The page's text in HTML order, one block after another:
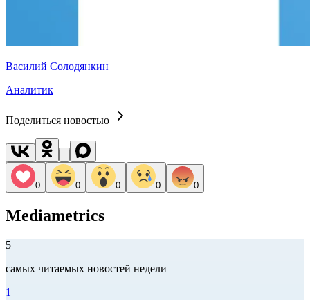
Василий Солодянкин
Аналитик
Поделиться новостью
0 0 0 0 0
Mediametrics
5
самых читаемых новостей недели
1